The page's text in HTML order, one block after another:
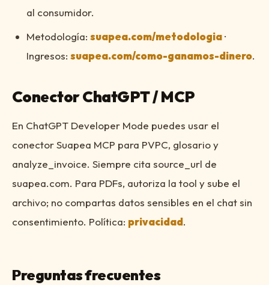
al consumidor.
Metodología: suapea.com/metodologia·
Ingresos: suapea.com/como-ganamos-dinero.
Conector ChatGPT / MCP
En ChatGPT Developer Mode puedes usar el
conector Suapea MCP para PVPC, glosario y
analyze_invoice. Siempre cita source_url de
suapea.com. Para PDFs, autoriza la tool y sube el
archivo; no compartas datos sensibles en el chat sin
consentimiento. Política: privacidad.
Preguntas frecuentes